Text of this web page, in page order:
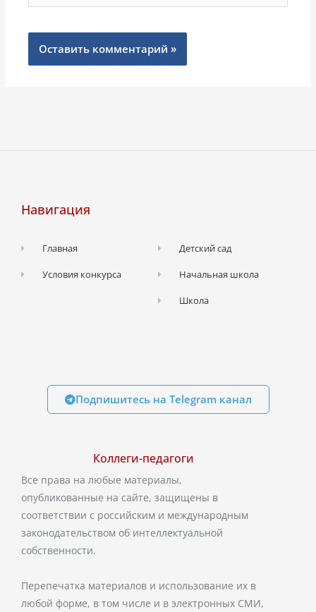
Навигация
Главная
Условия конкурса
Детский сад
Начальная школа
Школа
Подпишитесь на Telegram канал
Коллеги-педагоги
Все права на любые материалы,
опубликованные на сайте, защищены в
соответствии с российским и международным
законодательством об интеллектуальной
собственности.
Перепечатка материалов и использование их в
любой форме, в том числе и в электронных СМИ,